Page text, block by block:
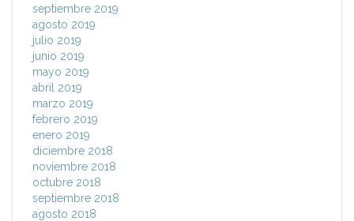
septiembre 2019
agosto 2019
julio 2019
junio 2019
mayo 2019
abril 2019
marzo 2019
febrero 2019
enero 2019
diciembre 2018
noviembre 2018
octubre 2018
septiembre 2018
agosto 2018